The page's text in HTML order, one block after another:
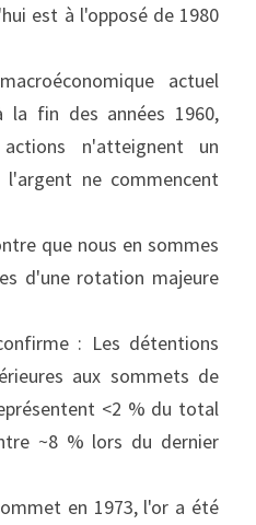
est à l'opposé de 1980
actuel
la fin des années 1960,
n'atteignent un
ne commencent
que nous en sommes
d'une rotation majeure
: Les détentions
aux sommets de
<2 % du total
~8 % lors du dernier
en 1973, l'or a été